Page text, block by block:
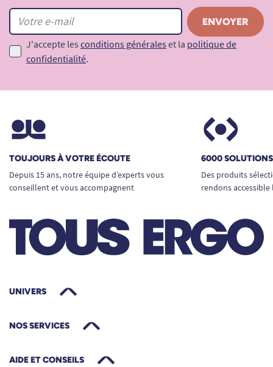
J'accepte les conditions générales et la politique de
confidentialité.
TOUJOURS À VOTRE ÉCOUTE
Depuis 15 ans, notre équipe d’experts vous
conseillent et vous accompagnent
6000
Des produits
rendons
UNIVERS
NOS SERVICES
AIDE ET CONSEILS